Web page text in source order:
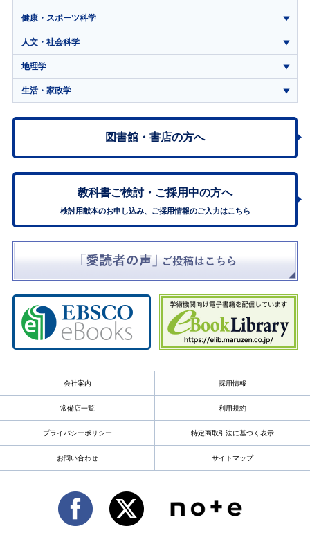
健康・スポーツ科学
人文・社会科学
地理学
生活・家政学
図書館・書店の方へ
教科書ご検討・ ご採用中の方へ
検討用献本のお申し込み、ご採用情報のご入力はこちら
会社案内 採用情報
常備店一覧 利用規約
プライバシーポリシー 特定商取引法に基づく表示
お問い合わせ サイトマップ